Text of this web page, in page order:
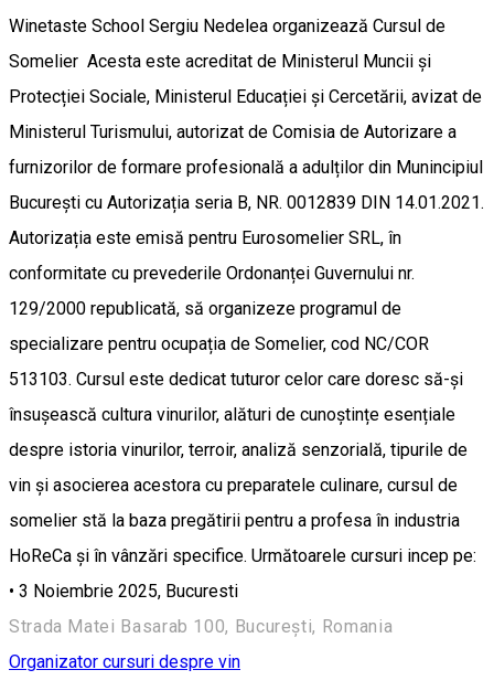
Winetaste School Sergiu Nedelea organizează Cursul de
Somelier Acesta este acreditat de Ministerul Muncii și
Protecției Sociale, Ministerul Educației și Cercetării, avizat de
Ministerul Turismului, autorizat de Comisia de Autorizare a
furnizorilor de formare profesională a adulților din Munincipiul
București cu Autorizația seria B, NR. 0012839 DIN 14.01.2021.
Autorizația este emisă pentru Eurosomelier SRL, în
conformitate cu prevederile Ordonanței Guvernului nr.
129/2000 republicată, să organizeze programul de
specializare pentru ocupația de Somelier, cod NC/COR
513103. Cursul este dedicat tuturor celor care doresc să-și
însușească cultura vinurilor, alături de cunoștințe esențiale
despre istoria vinurilor, terroir, analiză senzorială, tipurile de
vin și asocierea acestora cu preparatele culinare, cursul de
somelier stă la baza pregătirii pentru a profesa în industria
HoReCa și în vânzări specifice. Următoarele cursuri incep pe:
• 3 Noiembrie 2025, Bucuresti
Strada Matei Basarab 100, București, Romania
Organizator cursuri despre vin